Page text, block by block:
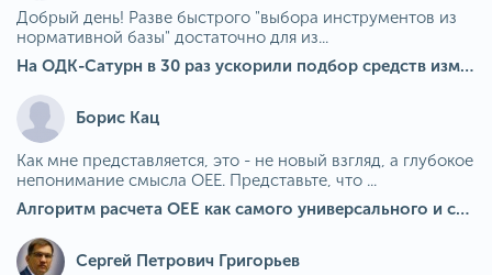
Добрый день! Разве быстрого "выбора инструментов из
нормативной базы" достаточно для из...
На ОДК-Сатурн в 30 раз ускорили подбор средств измерения для контроля качества продукции
Борис Кац
Как мне представляется, это - не новый взгляд, а глубокое
непонимание смысла OEE. Представьте, что ...
Алгоритм расчета ОЕЕ как самого универсального и современного показателя эффективности оборудования в мире
Сергей Петрович Григорьев